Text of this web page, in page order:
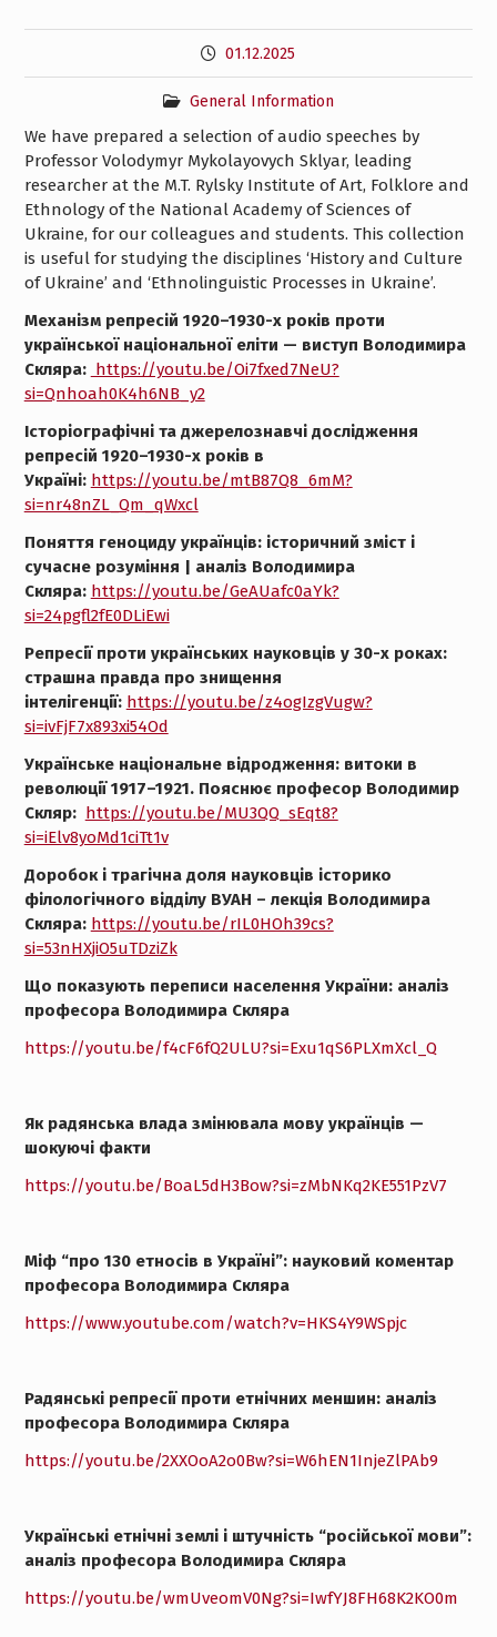
Announcement of the 25th
All-Ukrainian Scientific
Conference “Current
Issues in the History of
Science and Technology”:
Invitation to Participate
01.12.2025
General Information
We have prepared a selection of audio speeches by
Professor Volodymyr Mykolayovych Sklyar, leading
researcher at the M.T. Rylsky Institute of Art, Folklore and
Ethnology of the National Academy of Sciences of
Ukraine, for our colleagues and students. This collection
is useful for studying the disciplines ‘History and Culture
of Ukraine’ and ‘Ethnolinguistic Processes in Ukraine’.
Механізм репресій 1920–1930-х років проти
української національної еліти — виступ Володимира
Скляра: https://youtu.be/Oi7fxed7NeU?
si=Qnhoah0K4h6NB_y2
Історіографічні та джерелознавчі дослідження
репресій 1920–1930-х років в
Україні: https://youtu.be/mtB87Q8_6mM?
si=nr48nZL_Qm_qWxcl
Поняття геноциду українців: історичний зміст і
сучасне розуміння | аналіз Володимира
Скляра: https://youtu.be/GeAUafc0aYk?
si=24pgfl2fE0DLiEwi
Репресії проти українських науковців у 30-х роках:
страшна правда про знищення
інтелігенції: https://youtu.be/z4ogIzgVugw?
si=ivFjF7x893xi54Od
Українське національне відродження: витоки в
революції 1917–1921. Пояснює професор Володимир
Скляр: https://youtu.be/MU3QQ_sEqt8?
si=iElv8yoMd1ciTt1v
Доробок і трагічна доля науковців історико
філологічного відділу ВУАН – лекція Володимира
Скляра: https://youtu.be/rIL0HOh39cs?
si=53nHXjiO5uTDziZk
Що показують переписи населення України: аналіз
професора Володимира Скляра
https://youtu.be/f4cF6fQ2ULU?si=Exu1qS6PLXmXcl_Q
Як радянська влада змінювала мову українців —
шокуючі факти
https://youtu.be/BoaL5dH3Bow?si=zMbNKq2KE551PzV7
Міф “про 130 етносів в Україні”: науковий коментар
професора Володимира Скляра
https://www.youtube.com/watch?v=HKS4Y9WSpjc
Радянські репресії проти етнічних меншин: аналіз
професора Володимира Скляра
https://youtu.be/2XXOoA2o0Bw?si=W6hEN1InjeZlPAb9
Українські етнічні землі і штучність “російської мови”:
аналіз професора Володимира Скляра
https://youtu.be/wmUveomV0Ng?si=IwfYJ8FH68K2KO0m